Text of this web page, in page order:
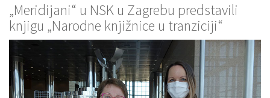
„Meridijani“ u NSK u Zagrebu predstavili
knjigu „Narodne knjižnice u tranziciji“